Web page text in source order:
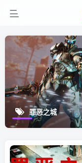
罪恶之城